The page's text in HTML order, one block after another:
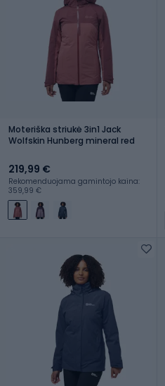
Moteriška striukė 3in1 Jack
Wolfskin Hunberg mineral red
219,99 €
Rekomenduojama gamintojo kaina:
359,99 €